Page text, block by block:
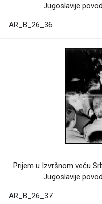
Jugoslavije
AR_B_26_36
Prijem u Izvršnom veću
Jugoslavije
AR_B_26_37